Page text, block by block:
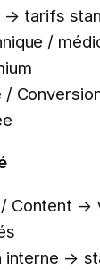
→ tarifs
/
/
Content →
interne →